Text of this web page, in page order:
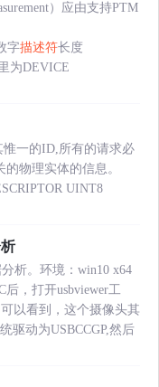
）应由支持PTM
字描述符长度
为DEVICE
惟一的ID,所有的请求必
物理实体的信息。
UINT8
析。环境：win10 x64
后，打开usbviewer工
以看到，这个摄像头其
驱动为USBCCGP,然后